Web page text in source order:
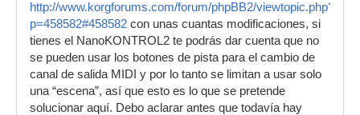
http://www.korgforums.com/forum/phpBB2/viewtopic.php?
p=458582#458582 con unas cuantas modificaciones, si
tienes el NanoKONTROL2 te podrás dar cuenta que no
se pueden usar los botones de pista para el cambio de
canal de salida MIDI y por lo tanto se limitan a usar solo
una “escena”, así que esto es lo que se pretende
solucionar aquí. Debo aclarar antes que todavía hay